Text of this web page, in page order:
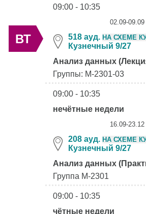
ВТ
09:00 - 10:35
02.09-09.09
518 ауд. НА СХЕМЕ
Кузнечный 9/27
Анализ данных
Группы: М-2301-03
09:00 - 10:35
нечётные недели
16.09-23.12
208 ауд. НА СХЕМЕ
Кузнечный 9/27
Анализ данных
Группа М-2301
09:00 - 10:35
чётные недели